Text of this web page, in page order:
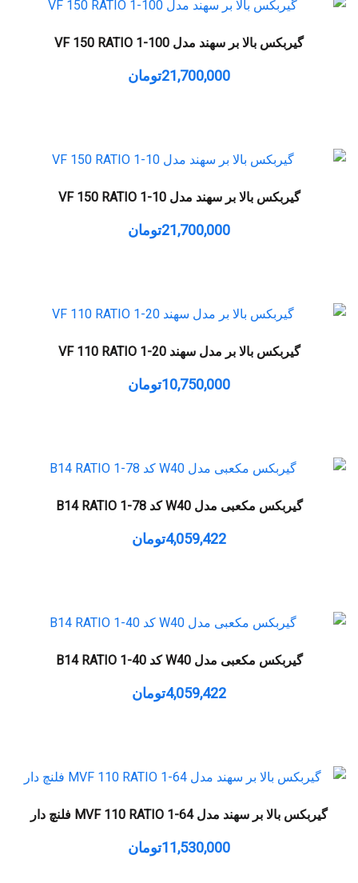
گیربکس بالا بر سهند مدل VF 150 RATIO 1-100
21,700,000تومان
گیربکس بالا بر سهند مدل VF 150 RATIO 1-10
21,700,000تومان
گیربکس بالا بر مدل سهند VF 110 RATIO 1-20
10,750,000تومان
گیربکس مکعبی مدل W40 کد B14 RATIO 1-78
4,059,422تومان
گیربکس مکعبی مدل W40 کد B14 RATIO 1-40
4,059,422تومان
گیربکس بالا بر سهند مدل MVF 110 RATIO 1-64 فلنچ دار
11,530,000تومان